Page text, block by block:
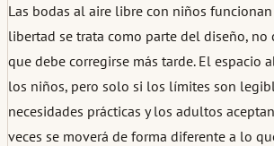
Las bodas al aire libre con niños
libertad se trata como parte del diseño, no
que debe corregirse más tarde. El espacio
los niños, pero solo si los límites son
necesidades prácticas y los adultos
veces se moverá de forma diferente a lo